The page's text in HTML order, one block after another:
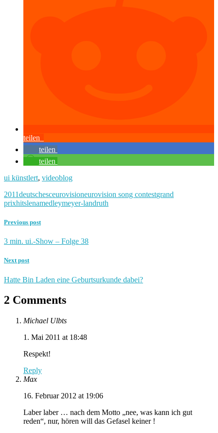
teilen
teilen
teilen
ui künstlert, videoblog
2011deutschesceurovisioneurovision song contestgrand
prixhitslenamedleymeyer-landruth
Previous post
3 min. ui.-Show – Folge 38
Next post
Hatte Bin Laden eine Geburtsurkunde dabei?
2 Comments
Michael Ulbts
1. Mai 2011 at 18:48
Respekt!
Reply
Max
16. Februar 2012 at 19:06
Laber laber … nach dem Motto „nee, was kann ich gut
reden“, nur, hören will das Gefasel keiner !